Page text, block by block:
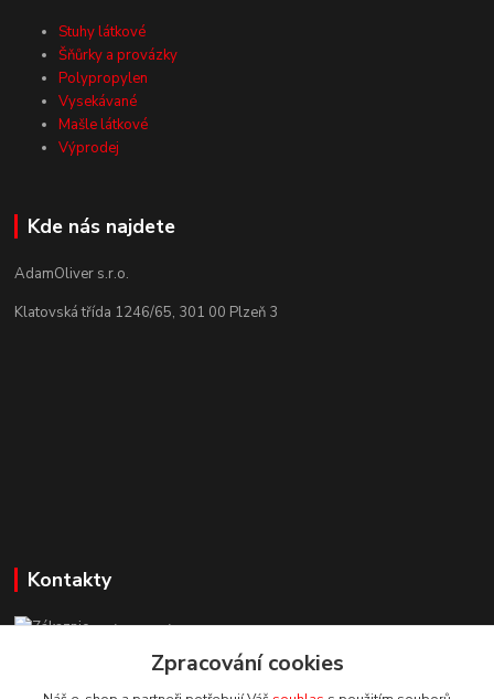
Stuhy látkové
Šňůrky a provázky
Polypropylen
Vysekávané
Mašle látkové
Výprodej
Kde nás najdete
AdamOliver s.r.o.
Klatovská třída 1246/65, 301 00 Plzeň 3
Kontakty
Zákaznická podpora StuhyLevně.cz
+420 725 618 353
(Po-Pá, 8-16 hod.)
Zpracování cookies